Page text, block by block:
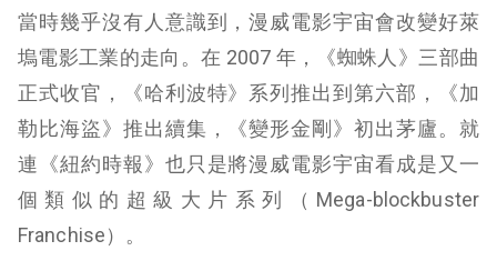
當時幾乎沒有人意識到，漫威電影宇宙會改變好萊
塢電影工業的走向。在 2007 年，《蜘蛛人》三部曲
正式收官，《哈利波特》系列推出到第六部，《加
勒比海盜》推出續集，《變形金剛》初出茅廬。就
連《紐約時報》也只是將漫威電影宇宙看成是又一
個類似的超級大片系列（Mega-blockbuster
Franchise）。